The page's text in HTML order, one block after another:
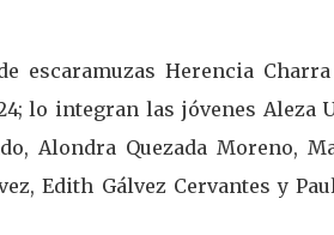
escaramuzas Herencia
lo integran las jóvenes Aleza
Alondra Quezada Moreno,
Edith Gálvez Cervantes y